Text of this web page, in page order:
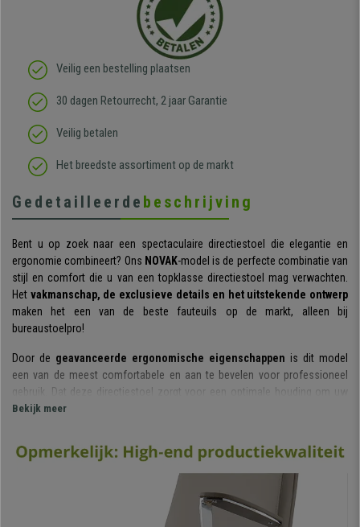
Veilig een bestelling plaatsen
30 dagen Retourrecht, 2 jaar Garantie
Veilig betalen
Het breedste assortiment op de markt
Gedetailleerde beschrijving
Bent u op zoek naar een spectaculaire directiestoel die elegantie en
ergonomie combineert? Ons NOVAK-model is de perfecte combinatie van
stijl en comfort die u van een topklasse directiestoel mag verwachten.
Het vakmanschap, de exclusieve details en het uitstekende ontwerp
maken het een van de beste fauteuils op de markt, alleen bij
bureaustoelpro!
Door de geavanceerde ergonomische eigenschappen is dit model
een van de meest comfortabele en aan te bevelen voor professioneel
gebruik. Dat deze directiestoel zorgt voor een optimale houding om uw
gezondheid en welzijn op peil te houden, ziet u al aan de doordachte
gebruik van meer dan 8 uur per dag, zodat u deze bureaustoel met een
gerust hart en met een gerust geweten kunt gebruiken.
ruime rugleuning met geïntegreerde
. Het doordachte ontwerp is onmiddellijk waar te nemen,
zowel ergonomisch als esthetisch. Dewelving in het lendengebied
Bekijk meer